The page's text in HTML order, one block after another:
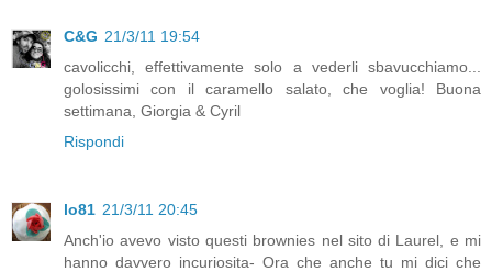
C&G 21/3/11 19:54
cavolicchi, effettivamente solo a vederli sbavucchiamo...
golosissimi con il caramello salato, che voglia! Buona
settimana, Giorgia & Cyril
Rispondi
lo81 21/3/11 20:45
Anch'io avevo visto questi brownies nel sito di Laurel, e mi
hanno davvero incuriosita- Ora che anche tu mi dici che